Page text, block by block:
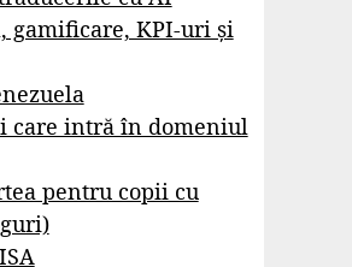
gamificare, KPI-uri și
care intră în domeniul
pentru copii cu